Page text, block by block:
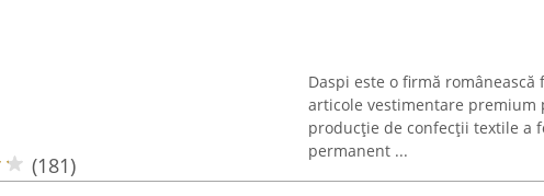
(181)
Daspi este o firmă
articole vestimentare
producție de confecții textile a
permanent ...